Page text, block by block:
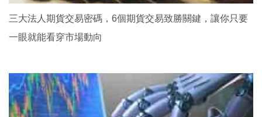
三大法人期貨交易密碼，6個期貨交易致勝關鍵，讓你只要
一眼就能看穿市場動向